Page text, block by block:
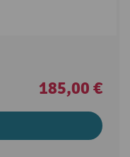
185,00 €